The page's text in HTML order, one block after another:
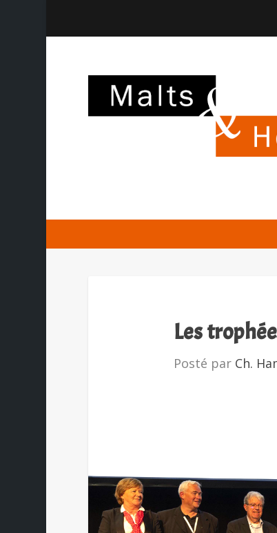
Les
Posté par Ch.